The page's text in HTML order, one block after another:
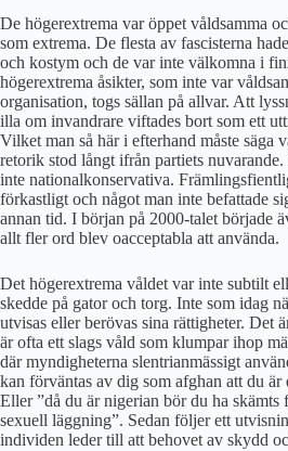
De högerextrema var öppet våldsamma
som extrema. De flesta av fascisterna
och kostym och de var inte välkomna i
högerextrema åsikter, som inte var
organisation, togs sällan på allvar. Att
illa om invandrare viftades bort som ett
Vilket man så här i efterhand måste säga
retorik stod långt ifrån partiets
inte nationalkonservativa.
förkastligt och något man inte befattade
annan tid. I början på 2000-talet började
allt fler ord blev oacceptabla att använda.
Det högerextrema våldet var inte subtilt
skedde på gator och torg. Inte som idag
utvisas eller berövas sina rättigheter. Det
är ofta ett slags våld som klumpar ihop
där myndigheterna slentrianmässigt
kan förväntas av dig som afghan att du
Eller ”då du är nigerian bör du ha skämts
sexuell läggning”. Sedan följer ett
individen leder till att behovet av skydd